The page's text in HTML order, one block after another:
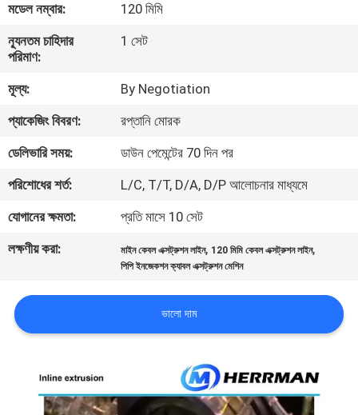
কারখানা
ভ্রমণ
মান
নিয়ন্ত্রণ
যোগাযোগ
করুন
খবর
উদ্ধৃতির
জন্য
মডেল নম্বার:
120 মিমি
ন্যূনতম চাহিদার
পরিমাণ:
1 সেট
মূল্য:
By Negotiation
প্যাকেজিং বিবরণ:
রপ্তানি মোরক
ডেলিভারি সময়:
ডাউন পেমেন্টের 70 দিন পর
পরিশোধের শর্ত:
L/C, T/T, D/A, D/P আলোচনার মাধ্যমে
যোগানের ক্ষমতা:
প্রতি মাসে 10 সেট
লক্ষণীয় করা:
মাইন কেবল এক্সট্রুশন লাইন, 120 মিমি কেবল এক্সট্রুশন লাইন,
পিপি ইনজেকশন ক্যাবল এক্সট্রুশন মেশিন
ভালো দাম